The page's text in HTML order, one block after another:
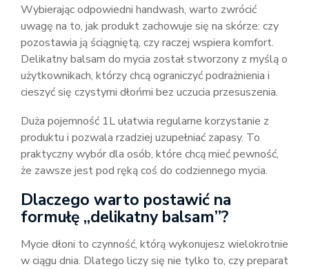
Wybierając odpowiedni handwash, warto zwrócić
uwagę na to, jak produkt zachowuje się na skórze: czy
pozostawia ją ściągniętą, czy raczej wspiera komfort.
Delikatny balsam do mycia został stworzony z myślą o
użytkownikach, którzy chcą ograniczyć podrażnienia i
cieszyć się czystymi dłońmi bez uczucia przesuszenia.
Duża pojemność 1L ułatwia regularne korzystanie z
produktu i pozwala rzadziej uzupełniać zapasy. To
praktyczny wybór dla osób, które chcą mieć pewność,
że zawsze jest pod ręką coś do codziennego mycia.
Dlaczego warto postawić na
formułę „delikatny balsam”?
Mycie dłoni to czynność, którą wykonujesz wielokrotnie
w ciągu dnia. Dlatego liczy się nie tylko to, czy preparat